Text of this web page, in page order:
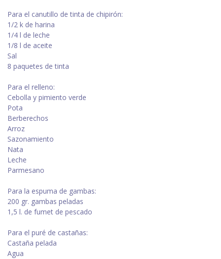
Para el canutillo de tinta de chipirón:
1/2 k de harina
1/4 l de leche
1/8 l de aceite
Sal
8 paquetes de tinta
Para el relleno:
Cebolla y pimiento verde
Pota
Berberechos
Arroz
Sazonamiento
Nata
Leche
Parmesano
Para la espuma de gambas:
200 gr. gambas peladas
1,5 l. de fumet de pescado
Para el puré de castañas:
Castaña pelada
Agua